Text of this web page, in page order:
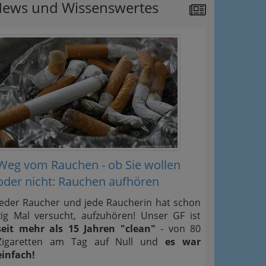
und Wissenswertes
vom Rauchen - ob Sie wollen
nicht: Rauchen aufhören
Raucher und jede Raucherin hat schon
Mal versucht, aufzuhören! Unser GF ist
mehr als 15 Jahren "clean" - von 80
am Tag auf Null undes war